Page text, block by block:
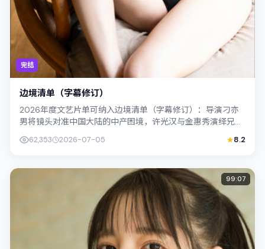
完结
边境清单（字幕修订）
2026年度文艺片单可纳入边境清单（字幕修订）：导演刁亦
男将镜头对准中国大陆的中产困境，许光汉与金惠秀演绎兄妹
62,353 2026-07-05 8.2
99:07